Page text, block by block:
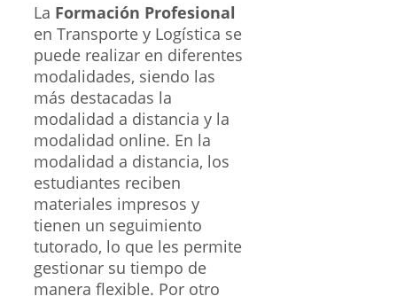
La Formación Profesional
en Transporte y Logística se
puede realizar en diferentes
modalidades, siendo las
más destacadas la
modalidad a distancia y la
modalidad online. En la
modalidad a distancia, los
estudiantes reciben
materiales impresos y
tienen un seguimiento
tutorado, lo que les permite
gestionar su tiempo de
manera flexible. Por otro